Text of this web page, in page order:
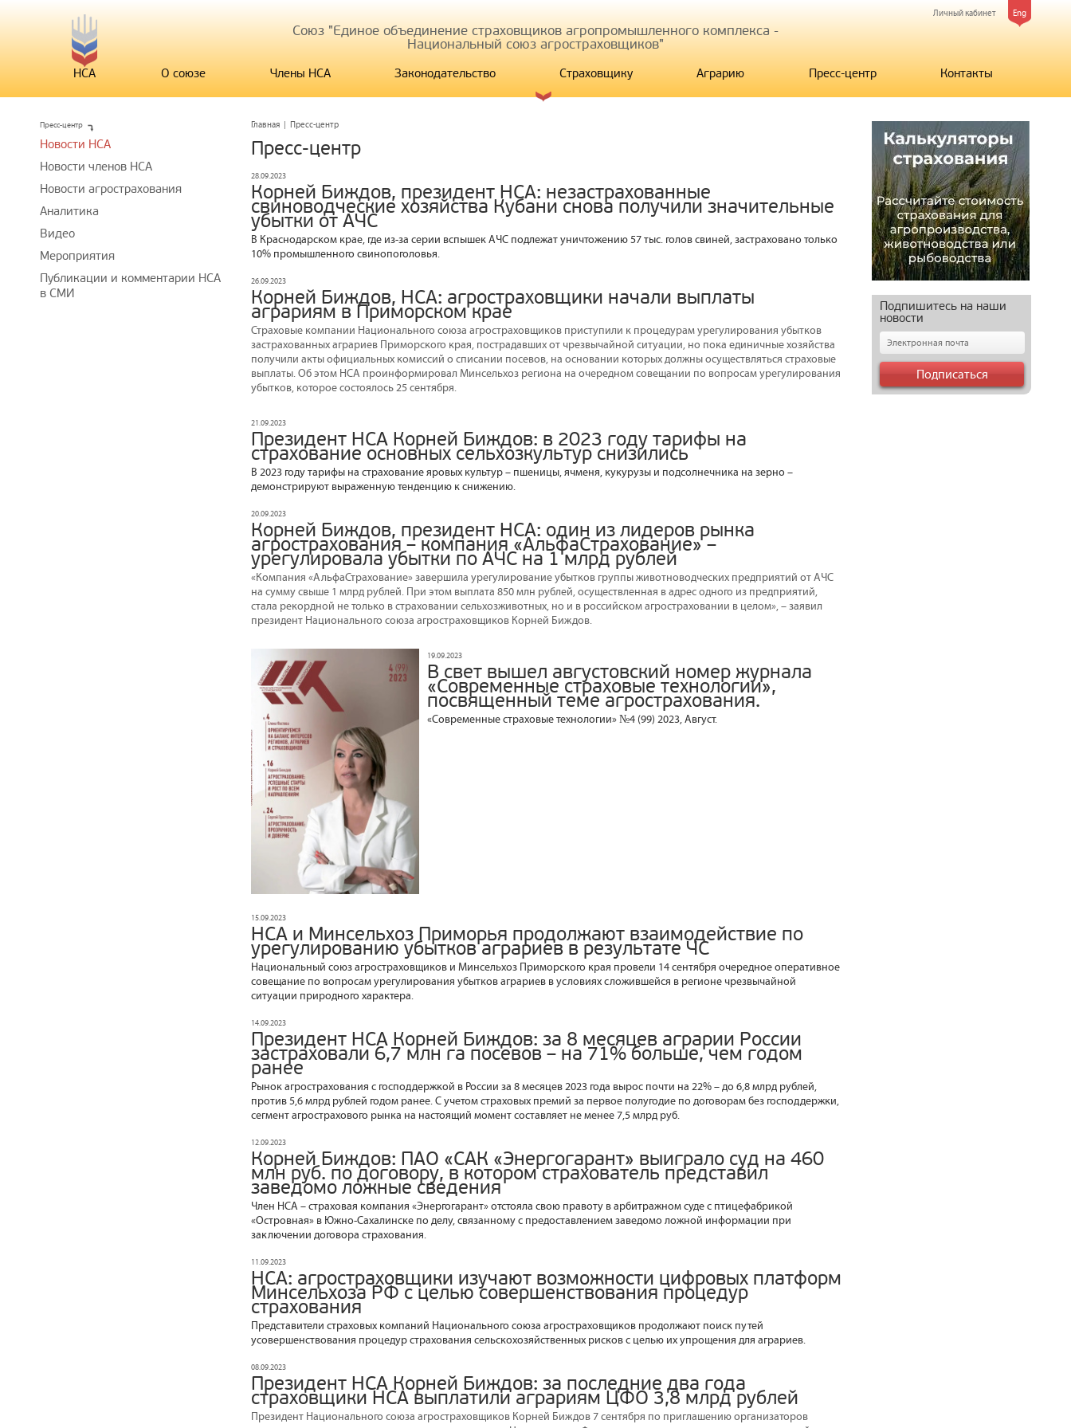
Eng
Личный кабинет
Союз "Единое объединение страховщиков агропромышленного комплекса -
Национальный союз агростраховщиков"
НСА О союзе Члены НСА Законодательство Страховщику Аграрию Пресс-центр Контакты
Главная | Пресс-центр
Пресс-центр
28.09.2023
Корней Биждов, президент НСА: незастрахованные
свиноводческие хозяйства Кубани снова получили значительные
убытки от АЧС
В Краснодарском крае, где из-за серии вспышек АЧС подлежат уничтожению 57 тыс. голов свиней, застраховано только
10% промышленного свинопоголовья.
26.09.2023
Корней Биждов, НСА: агростраховщики начали выплаты
аграриям в Приморском крае
Страховые компании Национального союза агростраховщиков приступили к процедурам урегулирования убытков
застрахованных аграриев Приморского края, пострадавших от чрезвычайной ситуации, но пока единичные хозяйства
получили акты официальных комиссий о списании посевов, на основании которых должны осуществляться страховые
выплаты. Об этом НСА проинформировал Минсельхоз региона на очередном совещании по вопросам урегулирования
убытков, которое состоялось 25 сентября.
21.09.2023
Президент НСА Корней Биждов: в 2023 году тарифы на
страхование основных сельхозкультур снизились
В 2023 году тарифы на страхование яровых культур – пшеницы, ячменя, кукурузы и подсолнечника на зерно –
демонстрируют выраженную тенденцию к снижению.
20.09.2023
Корней Биждов, президент НСА: один из лидеров рынка
агрострахования – компания «АльфаСтрахование» –
урегулировала убытки по АЧС на 1 млрд рублей
«Компания «АльфаСтрахование» завершила урегулирование убытков группы животноводческих предприятий от АЧС
на сумму свыше 1 млрд рублей. При этом выплата 850 млн рублей, осуществленная в адрес одного из предприятий,
стала рекордной не только в страховании сельхозживотных, но и в российском агростраховании в целом», – заявил
президент Национального союза агростраховщиков Корней Биждов.
19.09.2023
В свет вышел августовский номер журнала
«Современные страховые технологии»,
посвященный теме агрострахования.
«Современные страховые технологии» №4 (99) 2023, Август.
15.09.2023
НСА и Минсельхоз Приморья продолжают взаимодействие по
урегулированию убытков аграриев в результате ЧС
Национальный союз агростраховщиков и Минсельхоз Приморского края провели 14 сентября очередное оперативное
совещание по вопросам урегулирования убытков аграриев в условиях сложившейся в регионе чрезвычайной
ситуации природного характера.
14.09.2023
Президент НСА Корней Биждов: за 8 месяцев аграрии России
застраховали 6,7 млн га посевов – на 71% больше, чем годом
ранее
Рынок агрострахования с господдержкой в России за 8 месяцев 2023 года вырос почти на 22% – до 6,8 млрд рублей,
против 5,6 млрд рублей годом ранее. С учетом страховых премий за первое полугодие по договорам без господдержки,
сегмент агрострахового рынка на настоящий момент составляет не менее 7,5 млрд руб.
12.09.2023
Корней Биждов: ПАО «САК «Энергогарант» выиграло суд на 460
млн руб. по договору, в котором страхователь представил
заведомо ложные сведения
Член НСА – страховая компания «Энергогарант» отстояла свою правоту в арбитражном суде с птицефабрикой
«Островная» в Южно-Сахалинске по делу, связанному с предоставлением заведомо ложной информации при
заключении договора страхования.
11.09.2023
НСА: агростраховщики изучают возможности цифровых платформ
Минсельхоза РФ с целью совершенствования процедур
страхования
Представители страховых компаний Национального союза агростраховщиков продолжают поиск путей
усовершенствования процедур страхования сельскохозяйственных рисков с целью их упрощения для аграриев.
08.09.2023
Президент НСА Корней Биждов: за последние два года
страховщики НСА выплатили аграриям ЦФО 3,8 млрд рублей
Президент Национального союза агростраховщиков Корней Биждов 7 сентября по приглашению организаторов
Пресс-центр
Новости НСА
Новости членов НСА
Новости агрострахования
Аналитика
Видео
Мероприятия
Публикации и комментарии НСА
в СМИ
Подпишитесь на наши
новости